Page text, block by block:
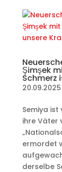
Şimşek
Schmerz
20.09.2025
Semiya ist
ihre Väter
ermordet
derselbe